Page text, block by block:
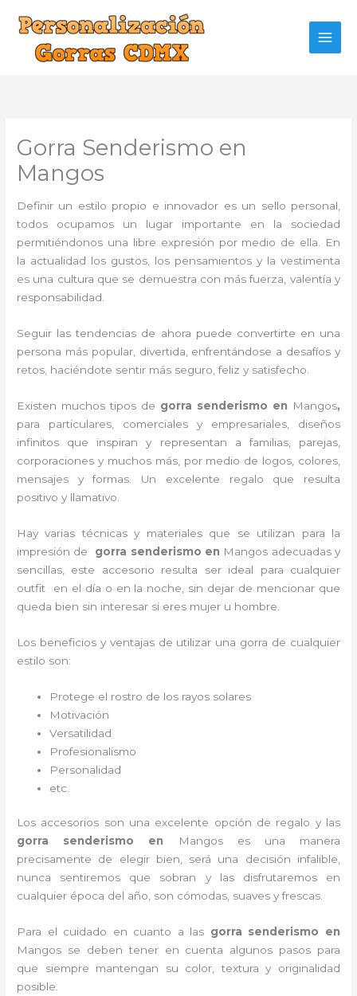
contenido
Gorra Senderismo en
Mangos
Definir un estilo propio e innovador es un sello personal,
todos ocupamos un lugar importante en la sociedad
permitiéndonos una libre expresión por medio de ella. En
la actualidad los gustos, los pensamientos y la vestimenta
es una cultura que se demuestra con más fuerza, valentía y
responsabilidad.
Seguir las tendencias de ahora puede convertirte en una
persona más popular, divertida, enfrentándose a desafíos y
retos, haciéndote sentir más seguro, feliz y satisfecho.
Existen muchos tipos de gorra senderismo en Mangos,
para particulares, comerciales y empresariales, diseños
infinitos que inspiran y representan a familias, parejas,
corporaciones y muchos más, por medio de logos, colores,
mensajes y formas. Un excelente regalo que resulta
positivo y llamativo.
Hay varias técnicas y materiales que se utilizan para la
impresión de gorra senderismo en Mangos adecuadas y
sencillas, este accesorio resulta ser ideal para cualquier
outfit en el día o en la noche, sin dejar de mencionar que
queda bien sin interesar si eres mujer u hombre.
Los beneficios y ventajas de utilizar una gorra de cualquier
estilo son:
Protege el rostro de los rayos solares
Motivación
Versatilidad
Profesionalismo
Personalidad
etc.
Los accesorios son una excelente opción de regalo y las
gorra senderismo en
Mangos es una manera
precisamente de elegir bien, será una decisión infalible,
nunca sentiremos que sobran y las disfrutaremos en
cualquier época del año, son cómodas, suaves y frescas.
Para el cuidado en cuanto a las gorra senderismo en
Mangos se deben tener en cuenta algunos pasos para
que siempre mantengan su color, textura y originalidad
posible.